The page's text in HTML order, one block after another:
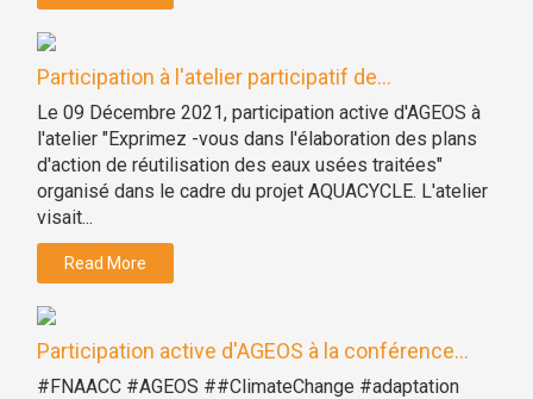
Participation à l'atelier participatif de...
Le 09 Décembre 2021, participation active d'AGEOS à
l'atelier "Exprimez -vous dans l'élaboration des plans
d'action de réutilisation des eaux usées traitées"
organisé dans le cadre du projet AQUACYCLE. L'atelier
visait...
Read More
Participation active d'AGEOS à la conférence...
#FNAACC #AGEOS ##ClimateChange #adaptation